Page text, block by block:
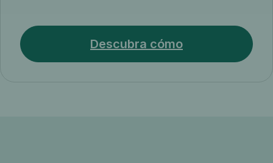
Descubra cómo